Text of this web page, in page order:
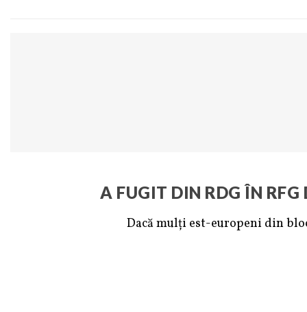
A FUGIT DIN RDG ÎN RFG
Dacă mulți est-europeni din